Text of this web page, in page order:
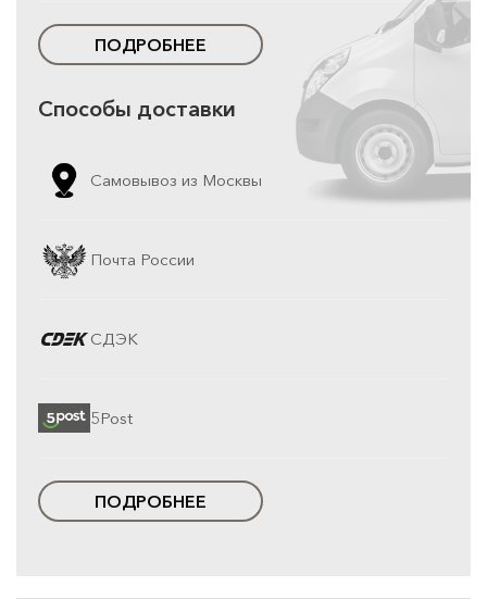
ПОДРОБНЕЕ
Способы доставки
Самовывоз из Москвы
Почта России
СДЭК
5Post
ПОДРОБНЕЕ